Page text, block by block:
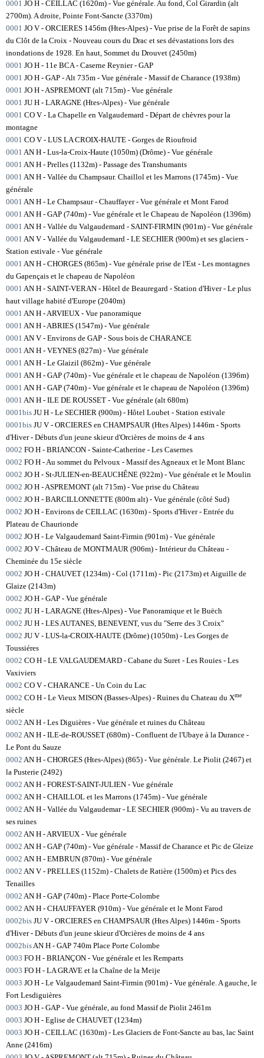
0001 JO H - CEILLAC (1620m) - Vue générale. Au fond, Col Girardin (alt
2700m). A droite, Pointe Font-Sancte (3370m)
0001 JO V - ORCIERES 1456m (Htes-Alpes) - Vue prise de la Forêt de sapins
du Clôt de la Croix - Nouveau cours du Drac et ses dévastations lors des
inondations de 1928. En haut, Sommet du Drouvet (2450m)
0001 JO H - 11e BCA - Caserne Reynier - GAP
0001 JO H - GAP - Alt 735m - Vue générale - Massif de Charance (1938m)
0001 JO H - ASPREMONT (alt 715m) - Vue générale
0001 JU H - LARAGNE (Htes-Alpes) - Vue générale
0001 CO V - La Chapelle en Valgaudemard - Départ de chèvres pour la
montagne
0001 CO V - LUS LA CROIX-HAUTE - Gorges de Rioufroid
0001 AN H - Lus-la-Croix-Haute (1050m) (Drôme) - Vue générale
0001 AN H - Prelles (1132m) - Passage des Transhumants
0001 AN H - Vallée du Champsaur. Chaillol et les Marrons (1745m) - Vue
générale
0001 AN H - Le Champsaur - Chauffayer - Vue générale et Mont Farod
0001 AN H - GAP (740m) - Vue générale et le Chapeau de Napoléon (1396m)
0001 AN H - Vallée du Valgaudemard - SAINT-FIRMIN (901m) - Vue générale
0001 AN V - Vallée du Valgaudemard - LE SECHIER (900m) et ses glaciers -
Station estivale - Vue générale
0001 AN H - CHORGES (865m) - Vue générale prise de l'Est - Les montagnes
du Gapençais et le chapeau de Napoléon
0001 AN H - SAINT-VERAN - Hôtel de Beauregard - Station d'Hiver - Le plus
haut village habité d'Europe (2040m)
0001 AN H - ARVIEUX - Vue panoramique
0001 AN H - ABRIES (1547m) - Vue générale
0001 AN V - Environs de GAP - Sous bois de CHARANCE
0001 AN H - VEYNES (827m) - Vue générale
0001 AN H - Le Glaizil (862m) - Vue générale
0001 AN H - GAP (740m) - Vue générale et le chapeau de Napoléon (1396m)
0001 AN H - GAP (740m) - Vue générale et le chapeau de Napoléon (1396m)
0001 AN H - ILE DE ROUSSET - Vue générale (alt 680m)
0001bis JU H - Le SECHIER (900m) - Hôtel Loubet - Station estivale
0001bis JU V - ORCIERES en CHAMPSAUR (Htes Alpes) 1446m - Sports
d'Hiver - Débuts d'un jeune skieur d'Orcières de moins de 4 ans
0002 FO H - BRIANCON - Sainte-Catherine - Les Casernes
0002 FO H - Au sommet du Pelvoux - Massif des Agneaux et le Mont Blanc
0002 JO H - St-JULIEN-en-BEAUCHÊNE (922m) - Vue générale et le Moulin
0002 JO H - ASPREMONT (alt 715m) - Vue prise du Château
0002 JO H - BARCILLONNETTE (800m alt) - Vue générale (côté Sud)
0002 JO H - Environs de CEILLAC (1630m) - Sports d'Hiver - Entrée du
Plateau de Chaurionde
0002 JO H - Le Valgaudemard Saint-Firmin (901m) - Vue générale
0002 JO V - Château de MONTMAUR (906m) - Intérieur du Château -
Cheminée du 15e siècle
0002 JO H - CHAUVET (1234m) - Col (1711m) - Pic (2173m) et Aiguille de
Glaize (2143m)
0002 JO H - GAP - Vue générale
0002 JU H - LARAGNE (Htes-Alpes) - Vue Panoramique et le Buëch
0002 JU H - LES AUTANES, BENEVENT, vus du "Serre des 3 Croix"
0002 JU V - LUS-la-CROIX-HAUTE (Drôme) (1050m) - Les Gorges de
Toussiéres
0002 CO H - LE VALGAUDEMARD - Cabane du Suret - Les Rouies - Les
Vaxiviers
0002 CO V - CHARANCE - Un Coin du Lac
0002 CO H - Le Vieux MISON (Basses-Alpes) - Ruines du Chateau du Xme
siècle
0002 AN H - Les Diguières - Vue générale et ruines du Château
0002 AN H - ILE-de-ROUSSET (680m) - Confluent de l'Ubaye à la Durance -
Le Pont du Sauze
0002 AN H - CHORGES (Htes-Alpes) (865) - Vue générale. Le Piolit (2467) et
la Pusterie (2492)
0002 AN H - FOREST-SAINT-JULIEN - Vue générale
0002 AN H - CHAILLOL et les Marrons (1745m) - Vue générale
0002 AN H - Vallée du Valgaudemar - LE SECHIER (900m) - Vu au travers de
ses ruines
0002 AN H - ARVIEUX - Vue générale
0002 AN H - GAP (740m) - Vue générale - Massif de Charance et Pic de Gleize
0002 AN H - EMBRUN (870m) - Vue générale
0002 AN V - PRELLES (1152m) - Chalets de Ratière (1500m) et Pics des
Tenailles
0002 AN H - GAP (740m) - Place Porte-Colombe
0002 AN H - CHAUFFAYER (910m) - Vue générale et le Mont Farod
0002bis JU V - ORCIERES en CHAMPSAUR (Htes Alpes) 1446m - Sports
d'Hiver - Débuts d'un jeune skieur d'Orcières de moins de 4 ans
0002bisAN H - GAP 740m Place Porte Colombe
0003 FO H - BRIANÇON - Vue générale et les Remparts
0003 FO H - LA GRAVE et la Chaîne de la Meije
0003 JO H - Le Valgaudemard Saint-Firmin (901m) - Vue générale. A gauche, le
Fort Lesdiguières
0003 JO H - GAP - Vue générale, au fond Massif de Piolit 2461m
0003 JO H - Eglise de CHAUVET (1234m)
0003 JO H - CEILLAC (1630m) - Les Glaciers de Font-Sancte au bas, lac Saint
Anne (2416m)